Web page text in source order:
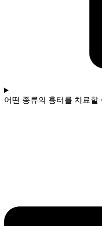
어떤 종류의 흉터를 치료할